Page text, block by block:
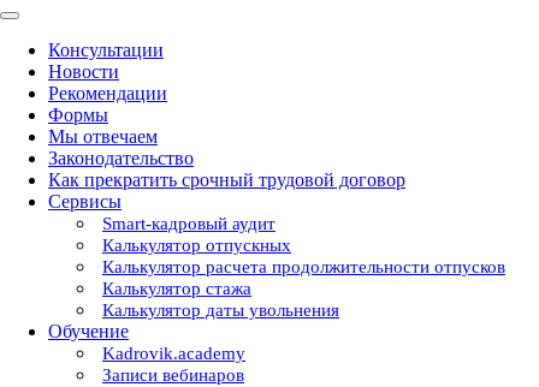
Консультации
Новости
Рекомендации
Формы
Мы отвечаем
Законодательство
Как прекратить срочный трудовой договор
Сервисы
Smart-кадровый аудит
Калькулятор отпускных
Калькулятор расчета продолжительности отпусков
Калькулятор стажа
Калькулятор даты увольнения
Обучение
Kadrovik.academy
Записи вебинаров